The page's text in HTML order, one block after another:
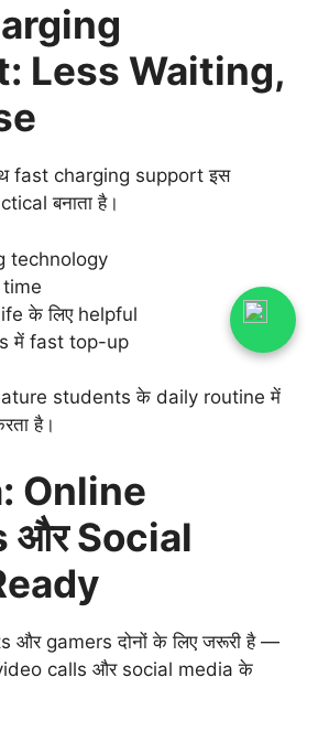
Less Waiting,
fast charging support इस
बनाता है।
technology
के लिए helpful
में fast top-up
students के daily routine में
है।
Online
और Social
और gamers दोनों के लिए जरूरी है —
calls और social media के